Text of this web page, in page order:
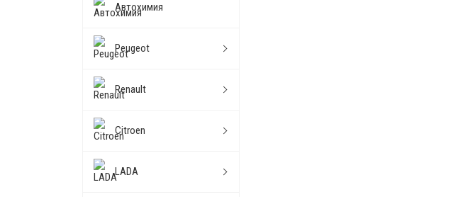
Автохимия
Peugeot
Renault
Citroen
LADA